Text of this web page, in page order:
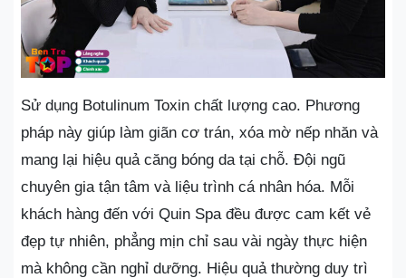
Sử dụng Botulinum Toxin chất lượng cao. Phương
pháp này giúp làm giãn cơ trán, xóa mờ nếp nhăn và
mang lại hiệu quả căng bóng da tại chỗ. Đội ngũ
chuyên gia tận tâm và liệu trình cá nhân hóa. Mỗi
khách hàng đến với Quin Spa đều được cam kết vẻ
đẹp tự nhiên, phẳng mịn chỉ sau vài ngày thực hiện
mà không cần nghỉ dưỡng. Hiệu quả thường duy trì